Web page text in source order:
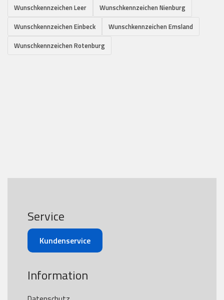
Wunschkennzeichen Leer
Wunschkennzeichen Nienburg
Wunschkennzeichen Einbeck
Wunschkennzeichen Emsland
Wunschkennzeichen Rotenburg
Service
Kundenservice
Information